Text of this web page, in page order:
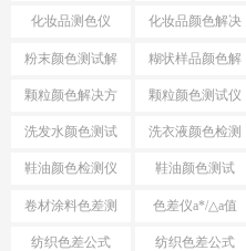
径测色仪
化妆品测色仪 化妆品颜色解决
方案
粉末颜色测试解
决方案
糊状样品颜色解
决方案
颗粒颜色解决方
案
颗粒颜色测试仪
洗发水颜色测试
仪
洗衣液颜色检测
仪
鞋油颜色检测仪 鞋油颜色测试
卷材涂料色差测
试仪
色差仪a*/△a值
纺织色差公式 纺织色差公式